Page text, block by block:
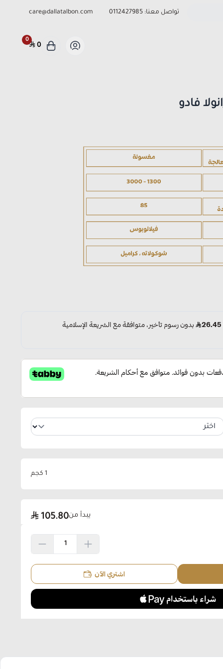
تواصل معنا: 0112427985
care@dallatalbon.com
0
0
فادو
1 كجم
يبدأ من105.80
اشتري الآن